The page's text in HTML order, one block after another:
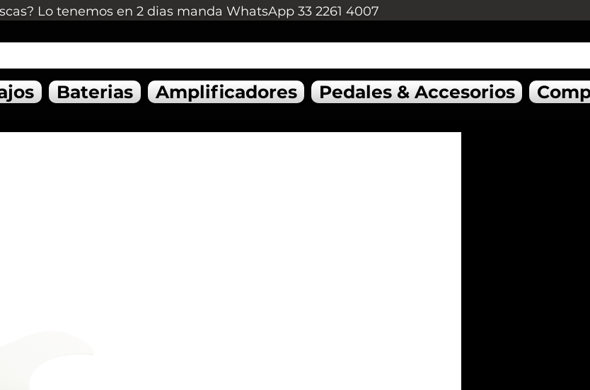
Lo tenemos en 2 dias manda WhatsApp 33 2261 4007
Baterias Amplificadores Pedales & Accesorios